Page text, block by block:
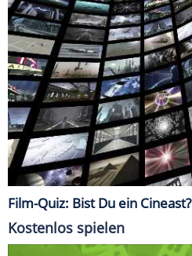
Film-Quiz: Bist Du ein Cineast?
Kostenlos spielen